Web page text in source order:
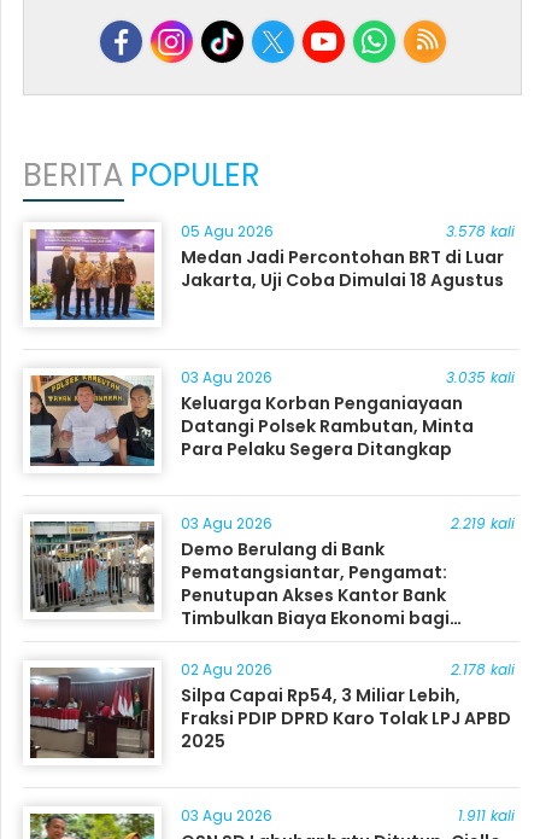
BERITA POPULER
05 Agu 2026 3.578 kali
Medan Jadi Percontohan BRT di Luar
Jakarta, Uji Coba Dimulai 18 Agustus
03 Agu 2026 3.035 kali
Keluarga Korban Penganiayaan
Datangi Polsek Rambutan, Minta
Para Pelaku Segera Ditangkap
03 Agu 2026 2.219 kali
Demo Berulang di Bank
Pematangsiantar, Pengamat:
Penutupan Akses Kantor Bank
Timbulkan Biaya Ekonomi bagi
Masyarakat
02 Agu 2026 2.178 kali
Silpa Capai Rp54, 3 Miliar Lebih,
Fraksi PDIP DPRD Karo Tolak LPJ APBD
2025
03 Agu 2026 1.911 kali